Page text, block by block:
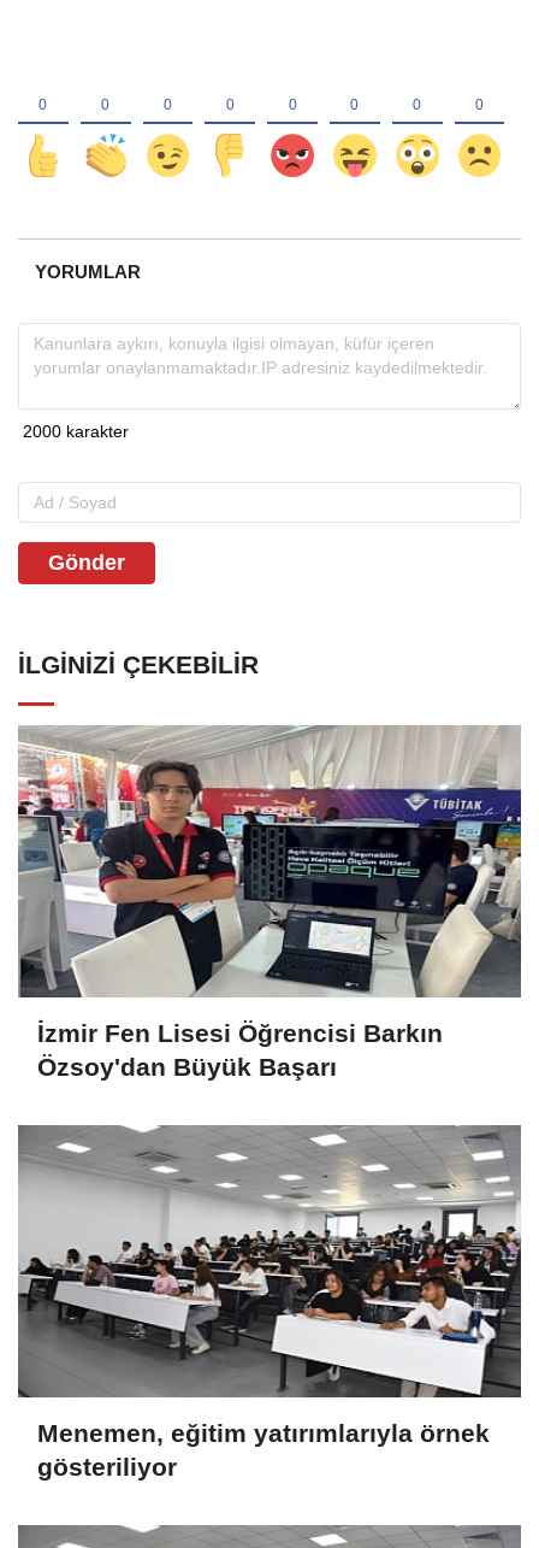
YORUMLAR
Gönder
İLGINIZI ÇEKEBILIR
İzmir Fen Lisesi Öğrencisi Barkın
Özsoy'dan Büyük Başarı
Menemen, eğitim yatırımlarıyla örnek
gösteriliyor